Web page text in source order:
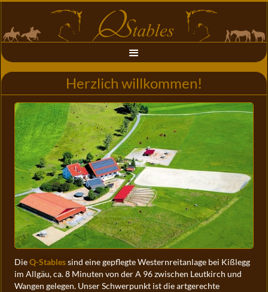
Herzlich willkommen!
DieQ-Stablessind eine gepflegte Westernreitanlage bei Kißlegg
im Allgäu, ca. 8 Minuten von der A 96 zwischen Leutkirch und
Wangen gelegen. Unser Schwerpunkt ist die artgerechte